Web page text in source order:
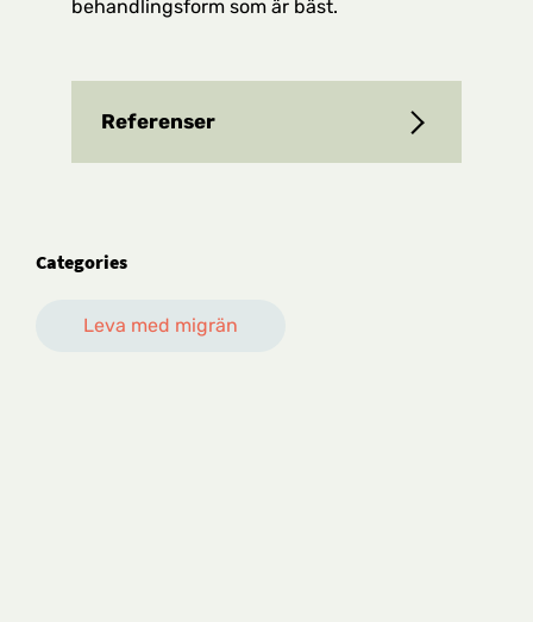
behandlingsform som är bäst.
Referenser
Categories
Leva med migrän